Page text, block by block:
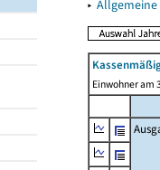
▸
Einwohner am